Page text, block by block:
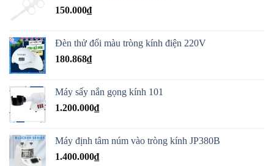
150.000₫
Đèn thử đổi màu tròng kính điện 220V
180.868₫
Máy sấy nắn gọng kính 101
1.200.000₫
Máy định tâm núm vào tròng kính JP380B
1.400.000₫